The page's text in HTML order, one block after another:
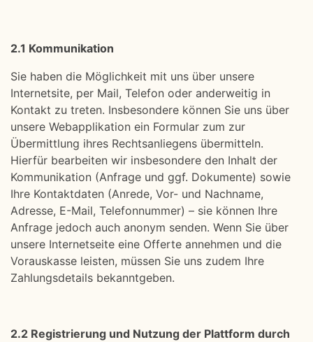
2.1 Kommunikation
Sie haben die Möglichkeit mit uns über unsere
Internetsite, per Mail, Telefon oder anderweitig in
Kontakt zu treten. Insbesondere können Sie uns über
unsere Webapplikation ein Formular zum zur
Übermittlung ihres Rechtsanliegens übermitteln.
Hierfür bearbeiten wir insbesondere den Inhalt der
Kommunikation (Anfrage und ggf. Dokumente) sowie
Ihre Kontaktdaten (Anrede, Vor- und Nachname,
Adresse, E-Mail, Telefonnummer) – sie können Ihre
Anfrage jedoch auch anonym senden. Wenn Sie über
unsere Internetseite eine Offerte annehmen und die
Vorauskasse leisten, müssen Sie uns zudem Ihre
Zahlungsdetails bekanntgeben.
2.2 Registrierung und Nutzung der Plattform durch